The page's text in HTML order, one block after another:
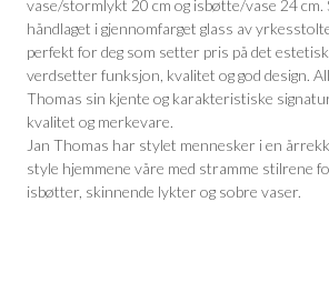
vase/stormlykt 20 cm og isbøtte/vase 24 cm.
håndlaget i gjennomfarget glass av
perfekt for deg som setter pris på det
verdsetter funksjon, kvalitet og god design.
Thomas sin kjente og karakteristiske
kvalitet og merkevare.
Jan Thomas har stylet mennesker i en
style hjemmene våre med stramme stilrene
isbøtter, skinnende lykter og sobre vaser.